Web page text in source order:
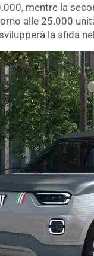
mentre la
alle 25.000
la sfida